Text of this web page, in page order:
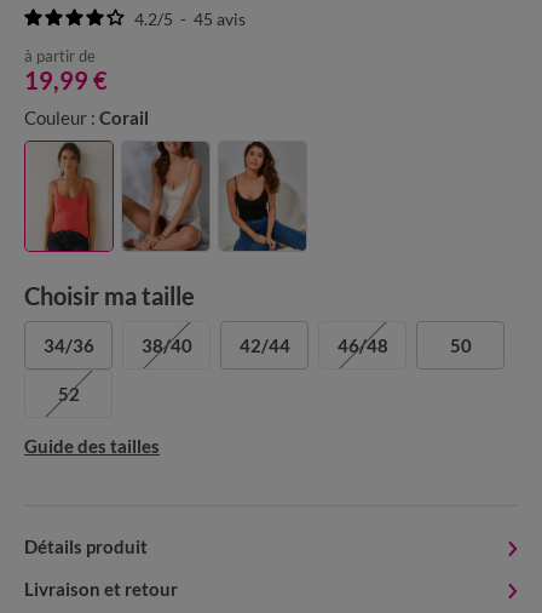
4.2/5 - 45 avis
à partir de
19,99 €
Couleur : Corail
Choisir ma taille
34/36 38/40 42/44 46/48 50
52
Guide des tailles
Détails produit
Livraison et retour